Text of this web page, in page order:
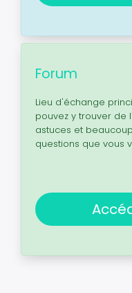
Forum
Lieu d'échange
pouvez y trouver de
astuces et
questions que vous